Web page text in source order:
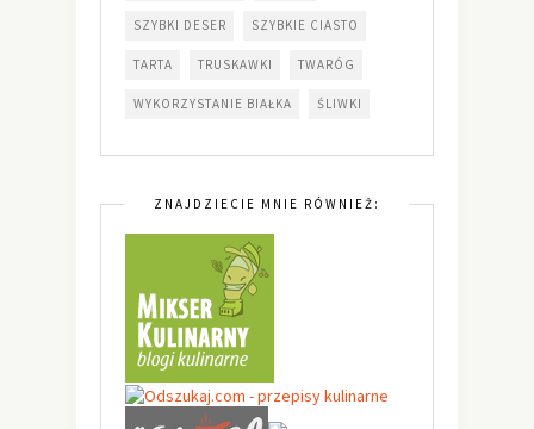
SZYBKI DESER SZYBKIE CIASTO
TARTA TRUSKAWKI TWARÓG
WYKORZYSTANIE BIAŁKA ŚLIWKI
ZNAJDZIECIE MNIE RÓWNIEŻ: